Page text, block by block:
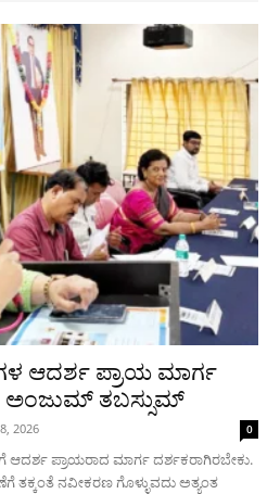
ಆದರ್ಶ ಪ್ರಾಯ ಮಾರ್ಗ
ಅಂಜುಮ್ ತಬಸ್ಸುಮ್
2026 0
ಆದರ್ಶ ಪ್ರಾಯರಾದ ಮಾರ್ಗ ದರ್ಶಕರಾಗಿರಬೇಕು.
ತಕ್ಕಂತೆ ನವೀಕರಣ ಗೊಳ್ಳುವದು ಅತ್ಯಂತ